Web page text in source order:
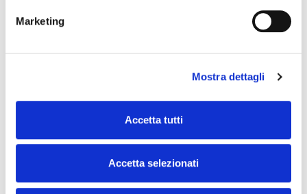
Marketing
Mostra dettagli
Accetta tutti
Accetta selezionati